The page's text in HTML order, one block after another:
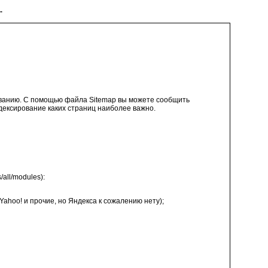
С помощью файла Sitemap вы можете сообщить
каких страниц наиболее важно.
all/modules):
и прочие, но Яндекса к сожалению нету);